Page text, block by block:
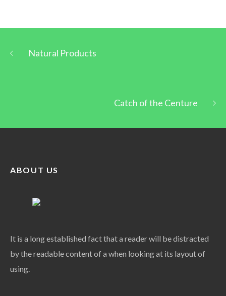
Natural Products
Catch of the Centure
ABOUT US
It is a long established fact that a reader will be distracted
by the readable content of a when looking at its layout of
using.